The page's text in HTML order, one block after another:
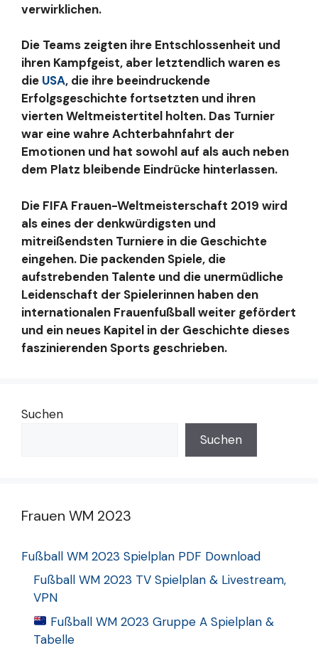
verwirklichen.
Die Teams zeigten ihre Entschlossenheit und
ihren Kampfgeist, aber letztendlich waren es
die USA, die ihre beeindruckende
Erfolgsgeschichte fortsetzten und ihren
vierten Weltmeistertitel holten. Das Turnier
war eine wahre Achterbahnfahrt der
Emotionen und hat sowohl auf als auch neben
dem Platz bleibende Eindrücke hinterlassen.
Die FIFA Frauen-Weltmeisterschaft 2019 wird
als eines der denkwürdigsten und
mitreißendsten Turniere in die Geschichte
eingehen. Die packenden Spiele, die
aufstrebenden Talente und die unermüdliche
Leidenschaft der Spielerinnen haben den
internationalen Frauenfußball weiter gefördert
und ein neues Kapitel in der Geschichte dieses
faszinierenden Sports geschrieben.
Suchen
Suchen
Frauen WM 2023
Fußball WM 2023 Spielplan PDF Download
Fußball WM 2023 TV Spielplan & Livestream,
VPN
Fußball WM 2023 Gruppe A Spielplan &
Tabelle